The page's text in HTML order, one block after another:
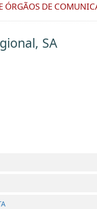
ÓRGÃOS DE
SA